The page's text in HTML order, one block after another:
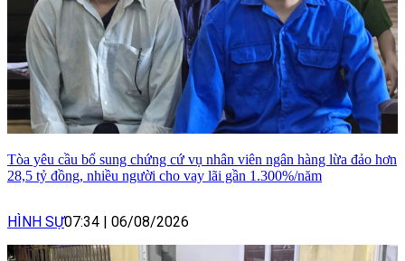
Tòa yêu cầu bổ sung chứng cứ vụ nhân viên ngân hàng lừa đảo hơn
28,5 tỷ đồng, nhiều người cho vay lãi gần 1.300%/năm
HÌNH SỰ07:34 | 06/08/2026